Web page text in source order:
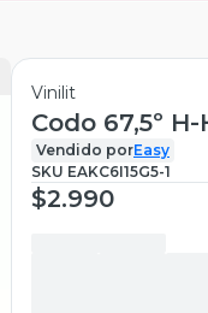
Vinilit
Codo 67,5º
Vendido porEasy
SKU EAKC6I15G5-1
$2.990